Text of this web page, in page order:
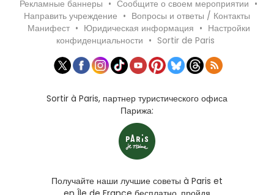
Рекламные баннеры • Сообщите о своем мероприятии •
Направить учреждение • Вопросы и ответы / Контакты
Манифест • Юридическая информация • Настройки
конфиденциальности • Sortir de Paris
Sortir à Paris, партнер туристического офиса
Парижа:
Получайте наши лучшие советы à Paris et